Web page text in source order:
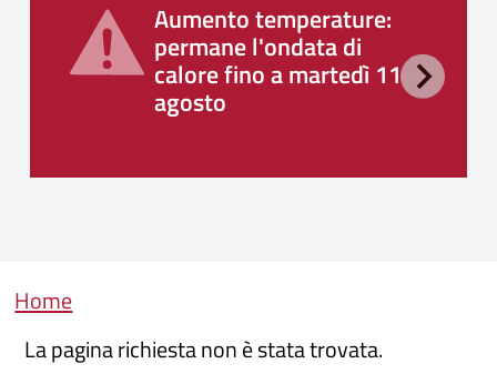
Aumento temperature:
permane l'ondata di
calore fino a martedì 11
agosto
Briciole di pane
Home
La pagina richiesta non è stata trovata.